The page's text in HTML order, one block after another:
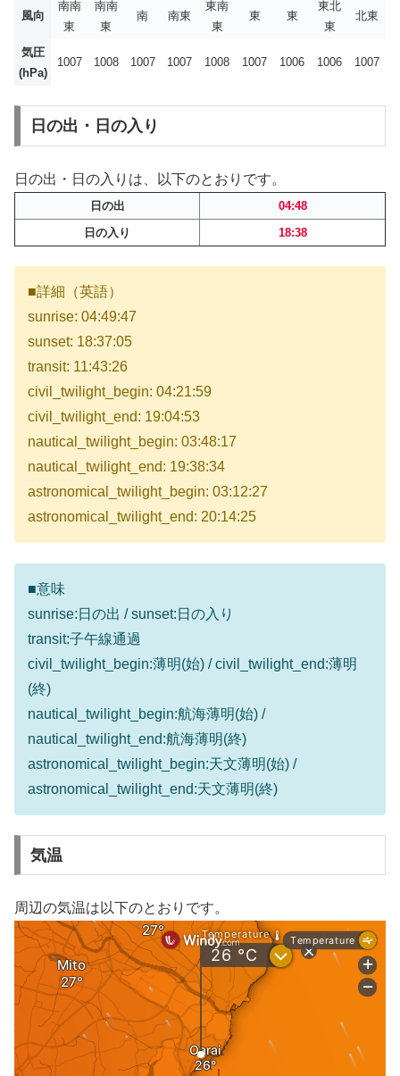
風向
南南
東
南南
東
南 南東
東南
東
東 東
東北
東
北東
気圧
(hPa)
1007 1008 1007 1007 1008 1007 1006 1006 1007
日の出・日の入り
日の出・日の入りは、以下のとおりです。
日の出
04:48
日の入り
18:38
■詳細（英語）
sunrise: 04:49:47
sunset: 18:37:05
transit: 11:43:26
civil_twilight_begin: 04:21:59
civil_twilight_end: 19:04:53
nautical_twilight_begin: 03:48:17
nautical_twilight_end: 19:38:34
astronomical_twilight_begin: 03:12:27
astronomical_twilight_end: 20:14:25
■意味
sunrise:日の出 / sunset:日の入り
transit:子午線通過
civil_twilight_begin:薄明(始) / civil_twilight_end:薄明
(終)
nautical_twilight_begin:航海薄明(始) /
nautical_twilight_end:航海薄明(終)
astronomical_twilight_begin:天文薄明(始) /
astronomical_twilight_end:天文薄明(終)
気温
周辺の気温は以下のとおりです。